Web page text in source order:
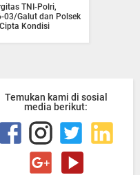
TNI-Polri,
03/Galut dan Polsek
Kondisi
Temukan kami di sosial
media berikut: